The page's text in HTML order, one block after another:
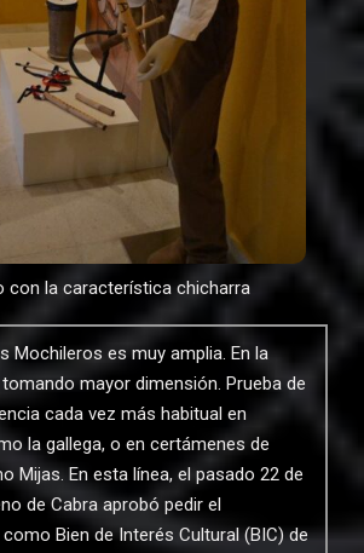
con la característica chicharra
Mochileros es muy amplia. En la
mayor dimensión. Prueba de
cada vez más habitual en
la gallega, o en certámenes de
Mijas. En esta línea, el pasado 22 de
de Cabra aprobó pedir el
Bien de Interés Cultural (BIC) de